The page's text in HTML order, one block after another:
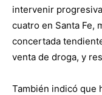
intervenir
cuatro en Santa Fe,
concertada
venta de droga, y
También indicó que